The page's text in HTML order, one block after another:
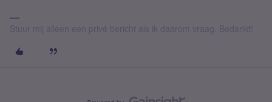
Stuur mij alleen een privé bericht als ik daarom vraag. Bedankt!